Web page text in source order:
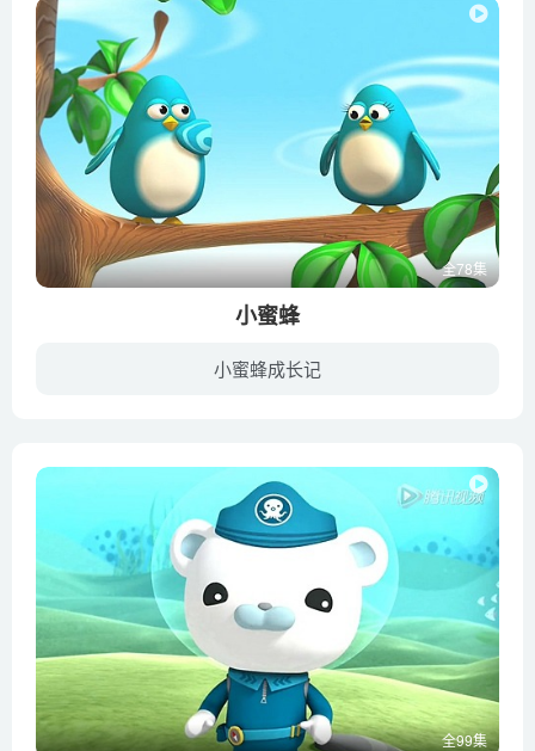
全78集
小蜜蜂
小蜜蜂成长记
全99集